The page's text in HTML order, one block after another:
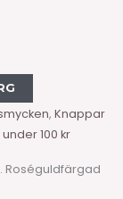
, Knappar
100 kr
Roséguldfärgad